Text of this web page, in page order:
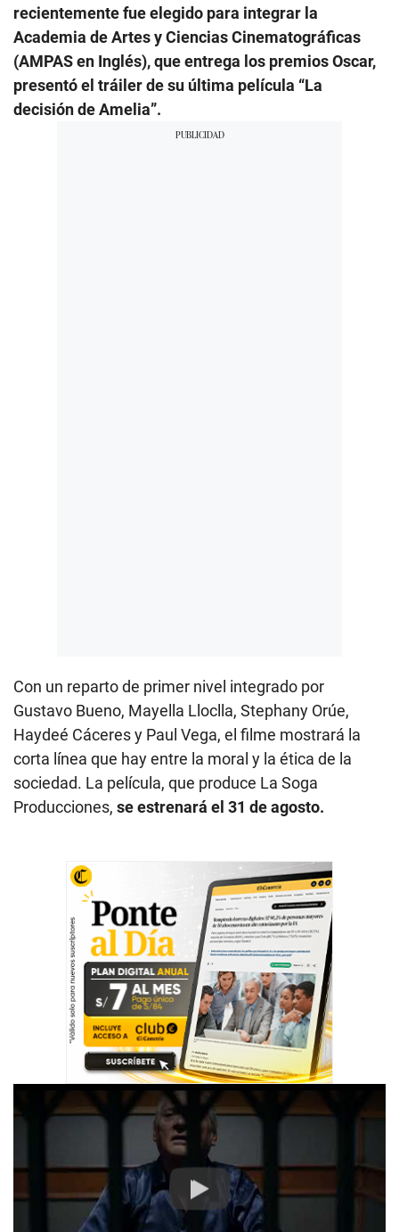
recientemente fue elegido para integrar la
Academia de Artes y Ciencias Cinematográficas
(AMPAS en Inglés), que entrega los premios Oscar,
presentó el tráiler de su última película “La
decisión de Amelia”.
Con un reparto de primer nivel integrado por
Gustavo Bueno, Mayella Lloclla, Stephany Orúe,
Haydeé Cáceres y Paul Vega, el filme mostrará la
corta línea que hay entre la moral y la ética de la
sociedad. La película, que produce La Soga
Producciones, se estrenará el 31 de agosto.
Play